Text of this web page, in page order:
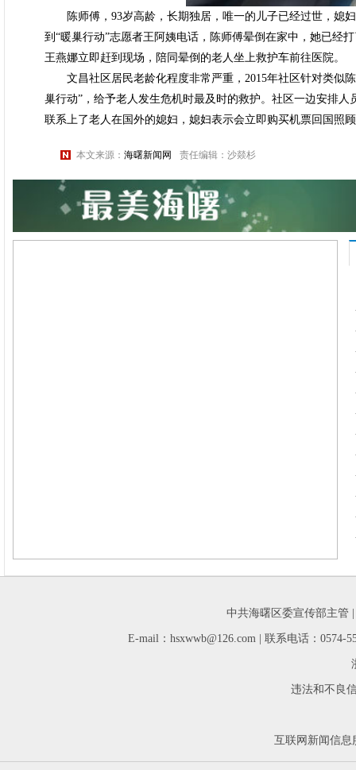
陈师傅，93岁高龄，长期独居，唯一的儿子已经过世，媳
到“暖巢行动”志愿者王阿姨电话，陈师傅晕倒在家中，她已经
王燕娜立即赶到现场，陪同晕倒的老人坐上救护车前往医院。
文昌社区居民老龄化程度非常严重，2015年社区针对类似
巢行动”，给予老人发生危机时最及时的救护。社区一边安排
联系上了老人在国外的媳妇，媳妇表示会立即购买机票回国照
本文来源： 海曙新闻网 责任编辑：沙燚杉
中共海曙区委宣传部主管
E-mail：hsxwwb@126.com | 联系电话：
违法和不良
互联网新闻信息